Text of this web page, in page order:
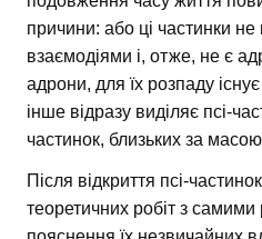
причини: або ці частинки
взаємодіями і, отже, не є
адрони, для їх розпаду
інше відразу виділяє псі-
частинок, близьких за
Після відкриття псі-
теоретичних робіт з самими